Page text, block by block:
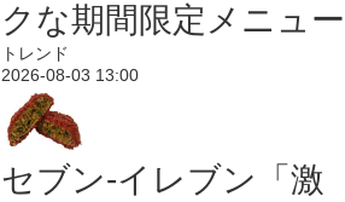
クな期間限定メニュー
トレンド
2026-08-03 13:00
セブン-イレブン「激